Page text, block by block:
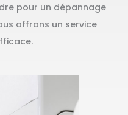
pour un dépannage
offrons un service